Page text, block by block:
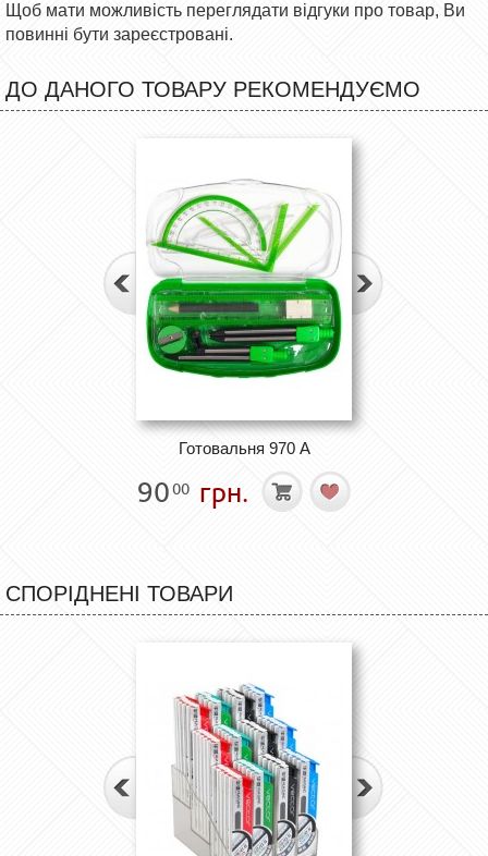
Щоб мати можливість переглядати відгуки про товар, Ви
повинні бути зареєстровані.
ДО ДАНОГО ТОВАРУ РЕКОМЕНДУЄМО
Готовальня 970 А
9000 грн.
СПОРІДНЕНІ ТОВАРИ